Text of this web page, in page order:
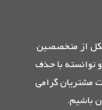
از متخصصین
توانسته با حذف
مشتریان گرامی
باشیم.